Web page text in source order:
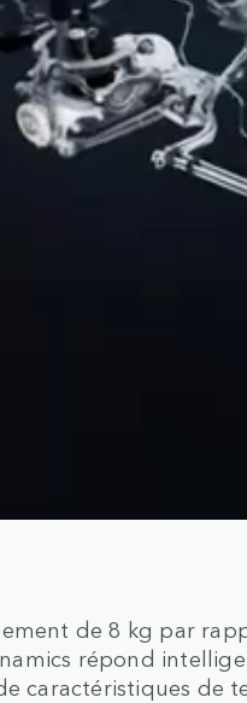
de 8 kg par
répond
caractéristiques de